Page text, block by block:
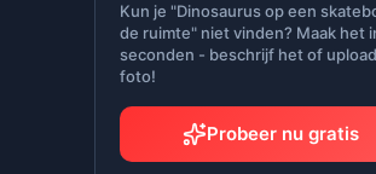
Kun je "Dinosaurus op een
de ruimte" niet vinden? Maak het
seconden - beschrijf het of
foto!
Probeer nu gratis